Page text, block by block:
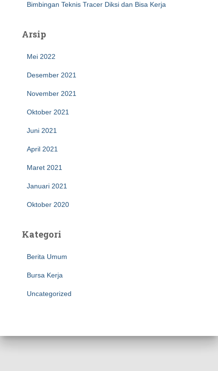
Bimbingan Teknis Tracer Diksi dan Bisa Kerja
Arsip
Mei 2022
Desember 2021
November 2021
Oktober 2021
Juni 2021
April 2021
Maret 2021
Januari 2021
Oktober 2020
Kategori
Berita Umum
Bursa Kerja
Uncategorized